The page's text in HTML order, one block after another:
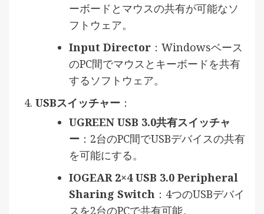
ーボードとマウスの共有が可能なソ
フトウェア。
Input Director ：Windowsベース
のPC間でマウスとキーボードを共有
するソフトウェア。
USBスイッチャー ：
UGREEN USB 3.0共有スイッチャ
ー ：2台のPC間でUSBデバイスの共有
を可能にする。
IOGEAR 2×4 USB 3.0 Peripheral
Sharing Switch ：4つのUSBデバイ
スを2台のPCで共有可能。